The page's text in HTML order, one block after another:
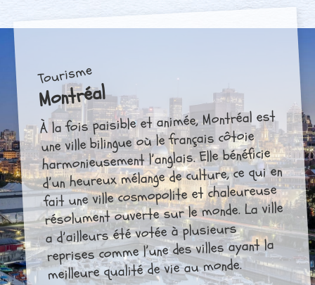
Tourisme
Montréal
À la fois paisible et animée, Montréal est
une ville bilingue où le français côtoie
harmonieusement l’anglais. Elle bénéficie
d’un heureux mélange de culture, ce qui en
fait une ville cosmopolite et chaleureuse
résolument ouverte sur le monde. La ville
a d’ailleurs été votée à plusieurs
reprises comme l’une des villes ayant la
meilleure qualité de vie au monde.